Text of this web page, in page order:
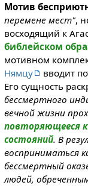
Мотив
перемене мест",
восходящий к
библейском
мотивном
Нямцу
вводит
Его сущность
бессмертного
вечной жизни
повторяющееся
состояний. В
восприниматься
бессмертный
людей,